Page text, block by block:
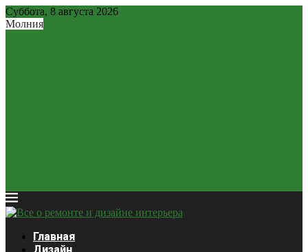
Суббота, 8 августа 2026
Молния
Главная